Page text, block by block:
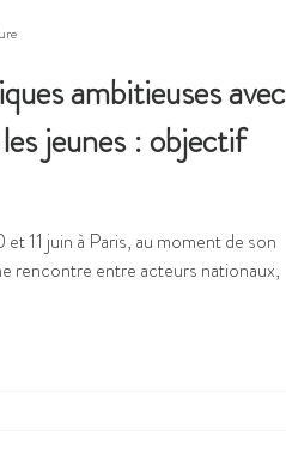
ambitieuses avec
jeunes : objectif
et 11 juin à Paris, au moment de son
rencontre entre acteurs nationaux,